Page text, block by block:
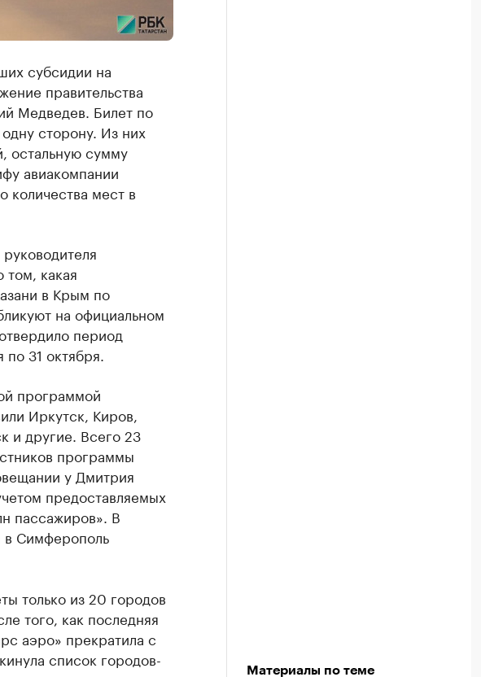
субсидии на
правительства
Медведев. Билет по
сторону. Из них
остальную сумму
авиакомпании
количества мест в
какая
в Крым по
на официальном
период
31 октября.
программой
Иркутск, Киров,
и другие. Всего 23
программы
у Дмитрия
предоставляемых
пассажиров». В
в Симферополь
только из 20 городов
того, как последняя
аэро» прекратила с
список городов-
Материалы по теме